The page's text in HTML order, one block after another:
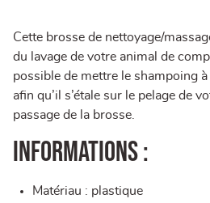
Cette brosse de nettoyage/
du lavage de votre animal de
possible de mettre le shampoing
afin qu’il s’étale sur le pelage de
passage de la brosse.
Informations :
Matériau : plastique